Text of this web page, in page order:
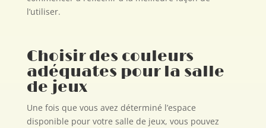
l’utiliser.
Choisir des couleurs
adéquates pour la salle
de jeux
Une fois que vous avez déterminé l’espace
disponible pour votre salle de jeux, vous pouvez